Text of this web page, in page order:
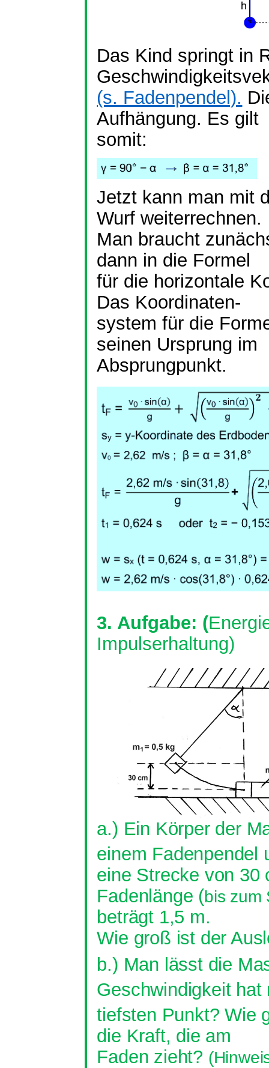
Das Kind springt in
(s. Fadenpendel).
Aufhängung. Es gilt
somit:
Jetzt kann man mit
Wurf weiterrechnen.
Man braucht
dann in die Formel
für die horizontale
Das Koordinaten-
system für die
seinen Ursprung im
Absprungpunkt.
3. Aufgabe: (
Impulserhaltung)
a.) Ein Körper der
einem Fadenpendel
eine Strecke von 30
Fadenlänge (bis zum
beträgt 1,5 m.
Wie groß ist der
b.) Man lässt die
Geschwindigkeit hat
tiefsten Punkt? Wie
die Kraft, die am
Faden zieht?